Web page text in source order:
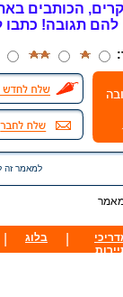
הכותבים
להם תגובה! כתבו
למאמר זה
בלוג